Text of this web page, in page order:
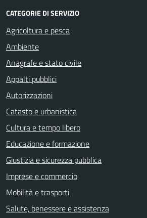
CATEGORIE DI SERVIZIO
Agricoltura e pesca
Ambiente
Anagrafe e stato civile
Appalti pubblici
Autorizzazioni
Catasto e urbanistica
Cultura e tempo libero
Educazione e formazione
Giustizia e sicurezza pubblica
Imprese e commercio
Mobilità e trasporti
Salute, benessere e assistenza